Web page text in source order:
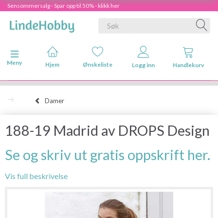
Sensommersalg - Spar opp til 50% - klikk her
Veksle navigasjon
Meny
Hjem Ønskeliste Logg inn Handlekurv
Damer
188-19 Madrid av DROPS Design
Se og skriv ut gratis oppskrift her.
Vis full beskrivelse